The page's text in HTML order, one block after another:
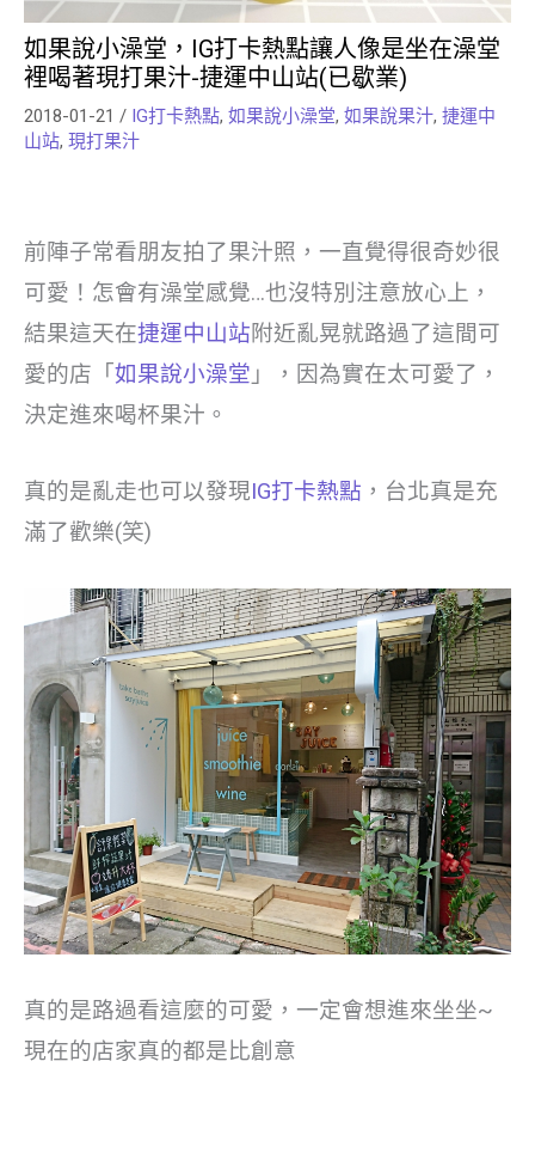
如果說小澡堂，IG打卡熱點讓人像是坐在澡堂
裡喝著現打果汁-捷運中山站(已歇業)
2018-01-21 / IG打卡熱點, 如果說小澡堂, 如果說果汁, 捷運中
山站, 現打果汁
前陣子常看朋友拍了果汁照，一直覺得很奇妙很
可愛！怎會有澡堂感覺…也沒特別注意放心上，
結果這天在捷運中山站附近亂晃就路過了這間可
愛的店「 如果說小澡堂」，因為實在太可愛了，
決定進來喝杯果汁。
真的是亂走也可以發現IG打卡熱點 ，台北真是充
滿了歡樂(笑)
真的是路過看這麼的可愛，一定會想進來坐坐~
現在的店家真的都是比創意